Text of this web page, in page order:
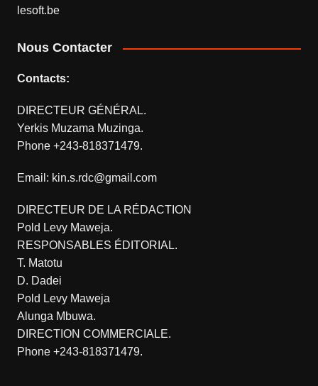
lesoft.be
Nous Contacter
Contacts:
DIRECTEUR GÉNÉRAL.
Yerkis Muzama Muzinga.
Phone +243-818371479.
Email: kin.s.rdc@gmail.com
DIRECTEUR DE LA RÉDACTION
Pold Levy Maweja.
RESPONSABLES ÉDITORIAL.
T. Matotu
D. Dadei
Pold Levy Maweja
Alunga Mbuwa.
DIRECTION COMMERCIALE.
Phone +243-818371479.